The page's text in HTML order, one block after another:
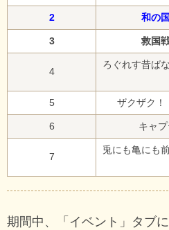
2 和の
3 救国
4
ろぐれす昔ば
5 ザクザク！
6 キャ
7
兎にも亀にも
期間中、「イベント」タブ